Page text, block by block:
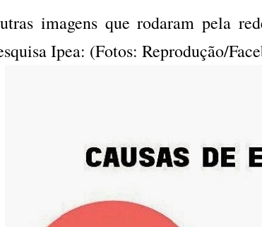
imagens que rodaram pela
Ipea: (Fotos: Reprodução/